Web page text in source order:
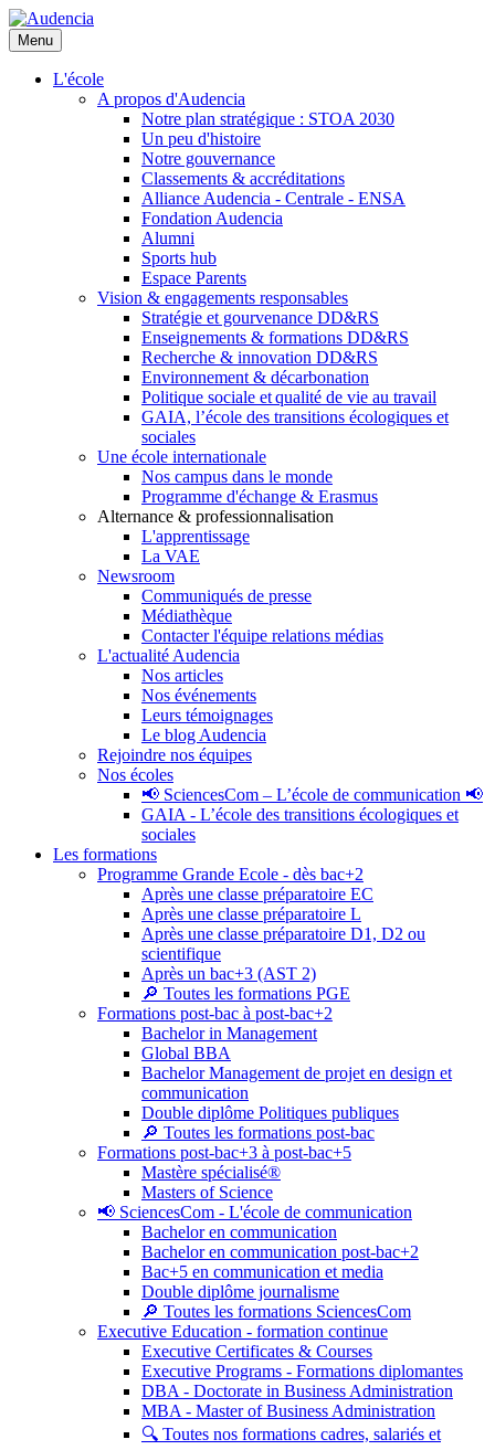
Aller
au
contenu
principal
Menu
L'école
A propos d'Audencia
Notre plan stratégique : STOA 2030
Un peu d'histoire
Notre gouvernance
Classements & accréditations
Alliance Audencia - Centrale - ENSA
Fondation Audencia
Alumni
Sports hub
Espace Parents
Vision & engagements responsables
Stratégie et gourvenance DD&RS
Enseignements & formations DD&RS
Recherche & innovation DD&RS
Environnement & décarbonation
Politique sociale et qualité de vie au travail
GAIA, l’école des transitions écologiques et
sociales
Une école internationale
Nos campus dans le monde
Programme d'échange & Erasmus
Alternance & professionnalisation
L'apprentissage
La VAE
Newsroom
Communiqués de presse
Médiathèque
Contacter l'équipe relations médias
L'actualité Audencia
Nos articles
Nos événements
Leurs témoignages
Le blog Audencia
Rejoindre nos équipes
Nos écoles
📢 SciencesCom – L’école de communication 📢
GAIA - L’école des transitions écologiques et
sociales
Les formations
Programme Grande Ecole - dès bac+2
Après une classe préparatoire EC
Après une classe préparatoire L
Après une classe préparatoire D1, D2 ou
scientifique
Après un bac+3 (AST 2)
🔎 Toutes les formations PGE
Formations post-bac à post-bac+2
Bachelor in Management
Global BBA
Bachelor Management de projet en design et
communication
Double diplôme Politiques publiques
🔎 Toutes les formations post-bac
Formations post-bac+3 à post-bac+5
Mastère spécialisé®
Masters of Science
📢 SciencesCom - L'école de communication
Bachelor en communication
Bachelor en communication post-bac+2
Bac+5 en communication et media
Double diplôme journalisme
🔎 Toutes les formations SciencesCom
Executive Education - formation continue
Executive Certificates & Courses
Executive Programs - Formations diplomantes
DBA - Doctorate in Business Administration
MBA - Master of Business Administration
🔍 Toutes nos formations cadres, salariés et